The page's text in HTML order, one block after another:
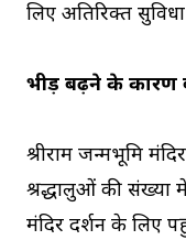
लिए अतिरिक्त सुविधा
भीड़ बढ़ने के कारण
श्रीराम जन्मभूमि
श्रद्धालुओं की संख्या
मंदिर दर्शन के लिए